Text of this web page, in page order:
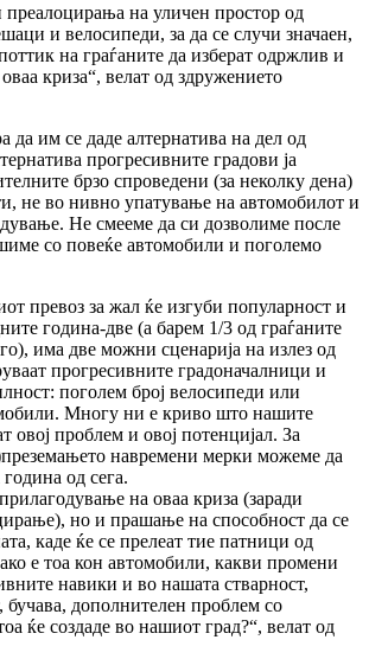
на уличен простор од
и велосипеди, за да се случи значаен,
на граѓаните да изберат одржлив и
криза“, велат од здружението
да им се даде алтернатива на дел од
прогресивните градови ја
брзо спроведени (за неколку дена)
не во нивно упатување на автомобилот и
Не смееме да си дозволиме после
со повеќе автомобили и поголемо
превоз за жал ќе изгуби популарност и
година-две (а барем 1/3 од граѓаните
има две можни сценарија на излез од
прогресивните градоначалници и
поголем број велосипеди или
Многу ни е криво што нашите
овој проблем и овој потенцијал. За
навремени мерки можеме да
од сега.
на оваа криза (заради
но и прашање на способност да се
каде ќе се прелеат тие патници од
е тоа кон автомобили, какви промени
навики и во нашата стварност,
бучава, дополнителен проблем со
ќе создаде во нашиот град?“, велат од